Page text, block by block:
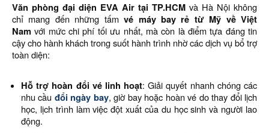
Văn phòng đại diện EVA Air tại TP.HCM và Hà Nội không
chỉ mang đến những tấmvé máy bay rẻ từ Mỹ về Việt
Nam với mức chi phí tối ưu nhất, mà còn là điểm tựa đáng tin
cậy cho hành khách trong suốt hành trình nhờ các dịch vụ bổ trợ
toàn diện:
Hỗ trợ hoàn đổi vé linh hoạt: Giải quyết nhanh chóng các
nhu cầu đổi ngày bay, giờ bay hoặc hoàn vé do thay đổi lịch
học, lịch trình làm việc đột xuất của du học sinh và người lao
động.